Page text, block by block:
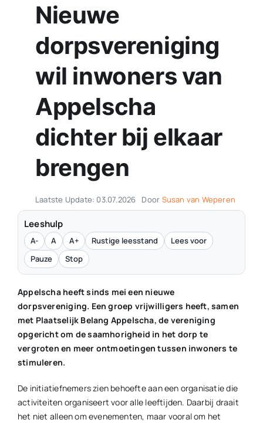
Nieuwe
dorpsvereniging
wil inwoners van
Appelscha
dichter bij elkaar
brengen
Laatste Update: 03.07.2026 Door Susan van Weperen
Leeshulp
A- A A+ Rustige leesstand
Lees voor
Pauze
Stop
Appelscha heeft sinds mei een nieuwe
dorpsvereniging. Een groep vrijwilligers heeft, samen
met Plaatselijk Belang Appelscha, de vereniging
opgericht om de saamhorigheid in het dorp te
vergroten en meer ontmoetingen tussen inwoners te
stimuleren.
De initiatiefnemers zien behoefte aan een organisatie die
activiteiten organiseert voor alle leeftijden. Daarbij draait
het niet alleen om evenementen, maar vooral om het